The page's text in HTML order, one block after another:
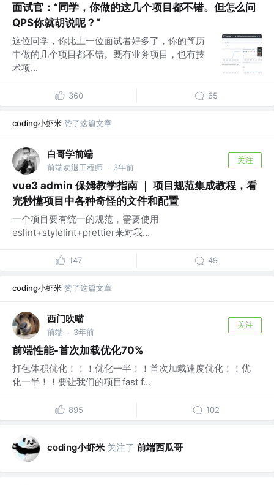
面试官：“同学，你做的这几个项目都不错。但怎么问
QPS你就胡说呢？”
这位同学，你比上一位面试者好多了，你的简历
中做的几个项目都不错。既有业务项目，也有技
术项...
360 65
coding小虾米 赞了这篇文章
白哥学前端
前端劝退工程师 · 3年前
关注
vue3 admin 保姆教学指南 ｜ 项目规范集成教程，看
完秒懂项目中各种奇怪的文件和配置
一个项目要有统一的规范，需要使用
eslint+stylelint+prettier来对我...
147 49
coding小虾米 赞了这篇文章
西门吹喵
前端 · 3年前
关注
前端性能-首次加载优化70%
打包体积优化！！！优化一半！！首次加载速度优化！！优
化一半！！要让我们的项目fast f...
895 102
coding小虾米 关注了 前端西瓜哥